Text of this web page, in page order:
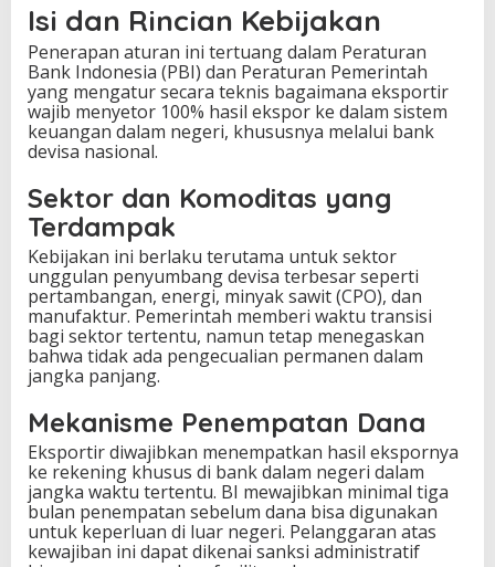
Isi dan Rincian Kebijakan
Penerapan aturan ini tertuang dalam Peraturan
Bank Indonesia (PBI) dan Peraturan Pemerintah
yang mengatur secara teknis bagaimana eksportir
wajib menyetor 100% hasil ekspor ke dalam sistem
keuangan dalam negeri, khususnya melalui bank
devisa nasional.
Sektor dan Komoditas yang
Terdampak
Kebijakan ini berlaku terutama untuk sektor
unggulan penyumbang devisa terbesar seperti
pertambangan, energi, minyak sawit (CPO), dan
manufaktur. Pemerintah memberi waktu transisi
bagi sektor tertentu, namun tetap menegaskan
bahwa tidak ada pengecualian permanen dalam
jangka panjang.
Mekanisme Penempatan Dana
Eksportir diwajibkan menempatkan hasil ekspornya
ke rekening khusus di bank dalam negeri dalam
jangka waktu tertentu. BI mewajibkan minimal tiga
bulan penempatan sebelum dana bisa digunakan
untuk keperluan di luar negeri. Pelanggaran atas
kewajiban ini dapat dikenai sanksi administratif